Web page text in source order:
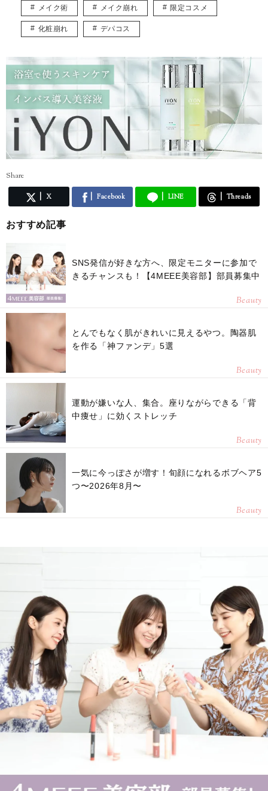
eimiyoshino8686@gmail.com
記事の内容または商品についてのご質問はお答えいたしかねます。
メイク術 メイク崩れ 限定コスメ
化粧崩れ デパコス
Share
X Facebook LINE Threads
おすすめ記事
SNS発信が好きな方へ、限定モニターに参加で
きるチャンスも！【4MEEE美容部】部員募集中
Beauty
とんでもなく肌がきれいに見えるやつ。陶器肌
を作る「神ファンデ」5選
Beauty
運動が嫌いな人、集合。座りながらできる「背
中痩せ」に効くストレッチ
Beauty
一気に今っぽさが増す！旬顔になれるボブヘア5
つ〜2026年8月〜
Beauty